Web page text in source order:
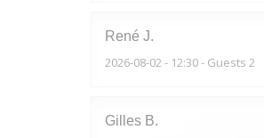
René J
2026-08-02 - 12:30 - Guests 2
Gilles B